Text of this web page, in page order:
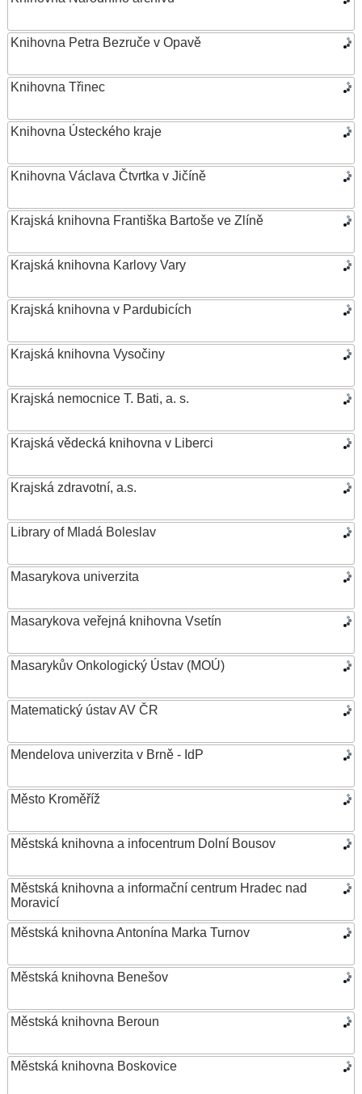
Knihovna Petra Bezruče v Opavě
Knihovna Třinec
Knihovna Ústeckého kraje
Knihovna Václava Čtvrtka v Jičíně
Krajská knihovna Františka Bartoše ve Zlíně
Krajská knihovna Karlovy Vary
Krajská knihovna v Pardubicích
Krajská knihovna Vysočiny
Krajská nemocnice T. Bati, a. s.
Krajská vědecká knihovna v Liberci
Krajská zdravotní, a.s.
Library of Mladá Boleslav
Masarykova univerzita
Masarykova veřejná knihovna Vsetín
Masarykův Onkologický Ústav (MOÚ)
Matematický ústav AV ČR
Mendelova univerzita v Brně - IdP
Město Kroměříž
Městská knihovna a infocentrum Dolní Bousov
Městská knihovna a informační centrum Hradec nad
Moravicí
Městská knihovna Antonína Marka Turnov
Městská knihovna Benešov
Městská knihovna Beroun
Městská knihovna Boskovice